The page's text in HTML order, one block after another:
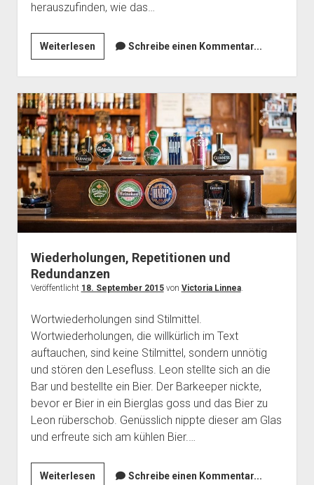
herauszufinden, wie das…
WeiterlesenMhmhmhmhhhhmmm~
Schreibe einen Kommentar...
Wiederholungen, Repetitionen und
Redundanzen
Veröffentlicht 18. September 2015von Victoria Linnea.
Wortwiederholungen sind Stilmittel.
Wortwiederholungen, die willkürlich im Text
auftauchen, sind keine Stilmittel, sondern unnötig
und stören den Lesefluss. Leon stellte sich an die
Bar und bestellte ein Bier. Der Barkeeper nickte,
bevor er Bier in ein Bierglas goss und das Bier zu
Leon rüberschob. Genüsslich nippte dieser am Glas
und erfreute sich am kühlen Bier.…
WeiterlesenWiederholungen,
Schreibe einen Kommentar...